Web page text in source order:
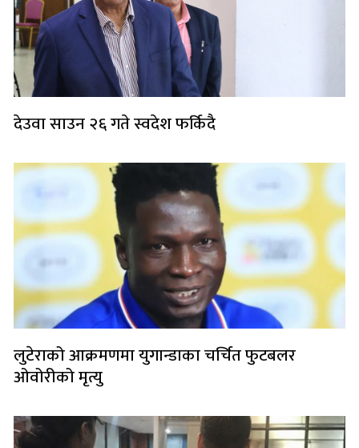
देउवा साउन २६ गते स्वदेश फर्किदै
लुटेराको आक्रमणमा युगान्डाका चर्चित फुटबलर
ओवोरीको मृत्यु